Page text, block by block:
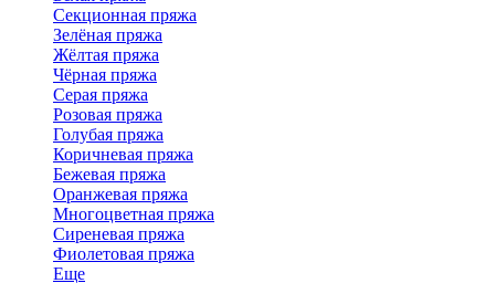
Секционная пряжа
Зелёная пряжа
Жёлтая пряжа
Чёрная пряжа
Серая пряжа
Розовая пряжа
Голубая пряжа
Коричневая пряжа
Бежевая пряжа
Оранжевая пряжа
Многоцветная пряжа
Сиреневая пряжа
Фиолетовая пряжа
Еще